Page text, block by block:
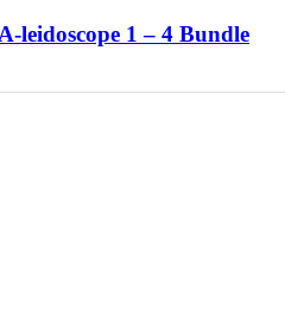
leidoscope 1 – 4 Bundle